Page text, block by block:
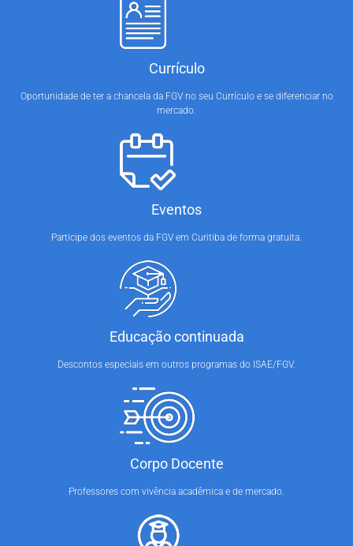
Currículo
Oportunidade de ter a chancela da FGV no seu Currículo e se diferenciar no
mercado.
Eventos
Participe dos eventos da FGV em Curitiba de forma gratuita.
Educação continuada
Descontos especiais em outros programas do ISAE/FGV.
Corpo Docente
Professores com vivência acadêmica e de mercado.